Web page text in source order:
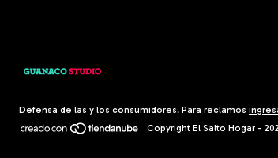
Defensa de las y los consumidores. Para reclamos
Copyright El Salto Hogar -